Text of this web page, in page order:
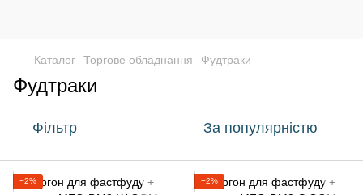
Каталог Торгове обладнання Фудтраки
Фудтраки
Фільтр За популярністю
−2% −2%